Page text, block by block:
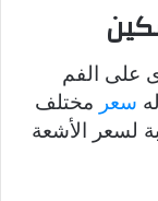
على الفم
سعر مختلف
لسعر الأشعة